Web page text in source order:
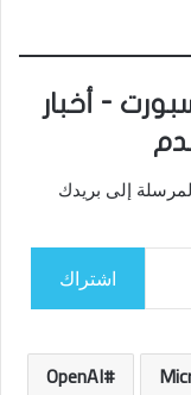
- أخبار
إلى بريدك
اشتراك
OpenAI